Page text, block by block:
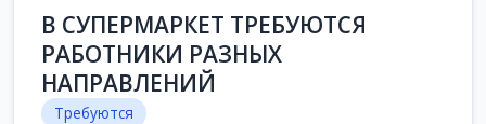
В СУПЕРМАРКЕТ ТРЕБУЮТСЯ
РАБОТНИКИ РАЗНЫХ
НАПРАВЛЕНИЙ
Требуются